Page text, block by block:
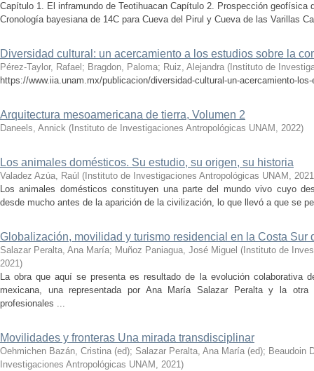
Capítulo 1. El inframundo de Teotihuacan Capítulo 2. Prospección geofísica
Cronología bayesiana de 14C para Cueva del Pirul y Cueva de las Varillas
Diversidad cultural: un acercamiento a los estudios sobre la
Pérez-Taylor, Rafael ; Bragdon, Paloma; Ruiz, Alejandra ( Instituto de
https://www.iia.unam.mx/publicacion/diversidad-cultural-un-acercamiento-
Arquitectura mesoamericana de tierra, Volumen 2
Daneels, Annick ( Instituto de Investigaciones Antropológicas UNAM , 2022)
Los animales domésticos. Su estudio, su origen, su historia
Valadez Azúa, Raúl ( Instituto de Investigaciones Antropológicas UNAM ,
Los animales domésticos constituyen una parte del mundo vivo cuyo
desde mucho antes de la aparición de la civilización, lo que llevó a que se
Globalización, movilidad y turismo residencial en la Costa Sur
Salazar Peralta, Ana María; Muñoz Paniagua, José Miguel ( Instituto de
2021)
La obra que aquí se presenta es resultado de la evolución colaborativa
mexicana, una representada por Ana María Salazar Peralta y la otra
profesionales ...
Movilidades y fronteras Una mirada transdisciplinar
Oehmichen Bazán, Cristina (ed); Salazar Peralta, Ana María (ed); Beaudoin
Investigaciones Antropológicas UNAM , 2021)